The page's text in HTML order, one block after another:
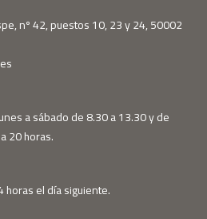
nº 42, puestos 10, 23 y 24, 50002
a sábado de 8.30 a 13.30 y de
20 horas.
horas el día siguiente.